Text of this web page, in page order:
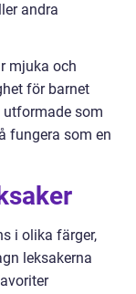
andra
mjuka och
för barnet
utformade som
fungera som en
i olika färger,
leksakerna